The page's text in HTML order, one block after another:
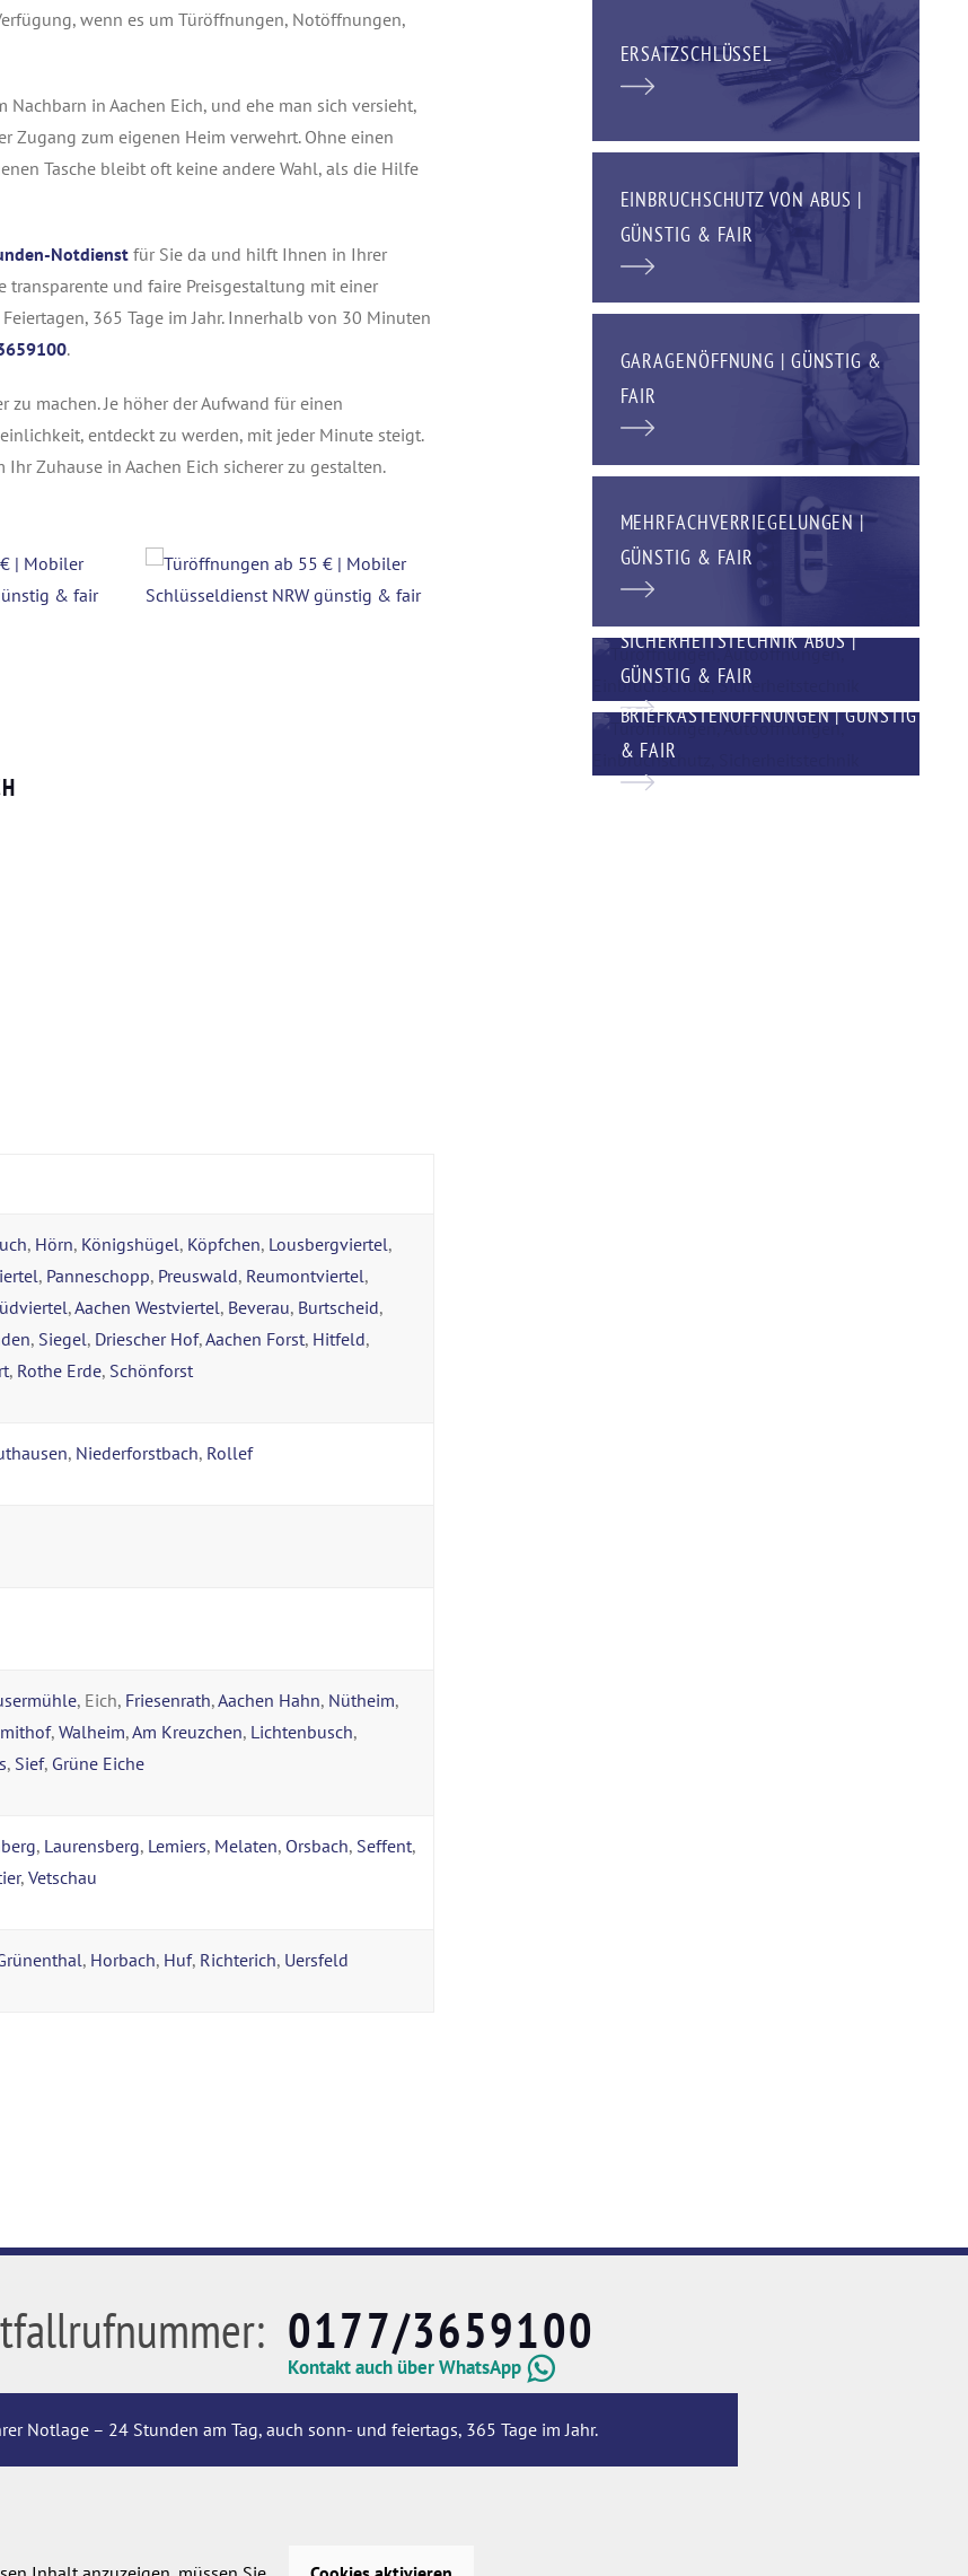
wenn es um Türöffnungen, Notöffnungen,
Nachbarn in Aachen Eich, und ehe man sich versieht,
Zugang zum eigenen Heim verwehrt. Ohne einen
Tasche bleibt oft keine andere Wahl, als die Hilfe
Notdienstfür Sie da und hilft Ihnen in Ihrer
transparente und faire Preisgestaltung mit einer
365 Tage im Jahr. Innerhalb von 30 Minuten
.
machen. Je höher der Aufwand für einen
entdeckt zu werden, mit jeder Minute steigt.
Zuhause in Aachen Eich sicherer zu gestalten.
, Hörn, Königshügel, Köpfchen, Lousbergviertel,
, Panneschopp, Preuswald, Reumontviertel,
,Aachen Westviertel, Beverau, Burtscheid,
, Siegel, Driescher Hof,Aachen Forst, Hitfeld,
, Rothe Erde, Schönforst
, Niederforstbach, Rollef
, Eich, Friesenrath,Aachen Hahn, Nütheim,
, Walheim,Am Kreuzchen, Lichtenbusch,
, Sief, Grüne Eiche
, Laurensberg, Lemiers, Melaten, Orsbach, Seffent,
, Vetschau
, Horbach, Huf, Richterich, Uersfeld
ERSATZSCHLÜSSEL
EINBRUCHSCHUTZ VON ABUS |
GÜNSTIG & FAIR
GARAGENÖFFNUNG | GÜNSTIG &
FAIR
MEHRFACHVERRIEGELUNGEN |
GÜNSTIG & FAIR
SICHERHEITSTECHNIK ABUS |
GÜNSTIG & FAIR
BRIEFKASTENÖFFNUNGEN | GÜNSTIG
& FAIR
0177/3659100
Kontakt auch über WhatsApp
Notlage – 24 Stunden am Tag, auch sonn- und feiertags, 365 Tage im Jahr.